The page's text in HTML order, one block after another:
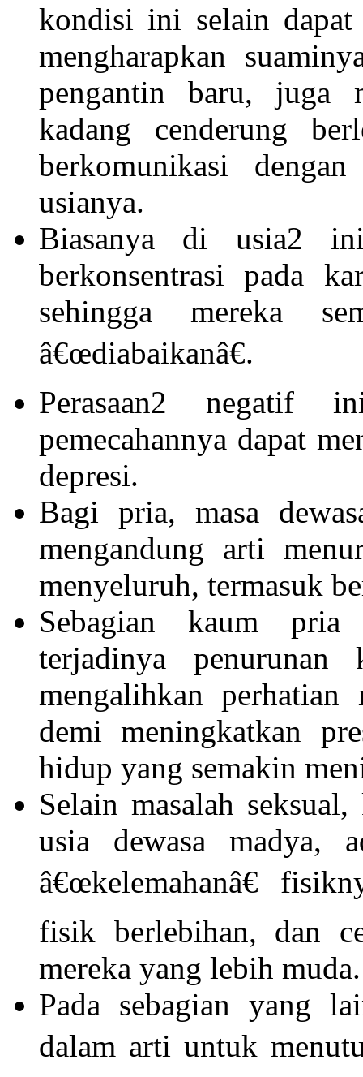
kondisi ini selain
mengharapkan
pengantin baru, juga
kadang cenderung
berkomunikasi
usianya.
Biasanya di usia2
berkonsentrasi pada
sehingga mereka
â€œdiabaikanâ€.
Perasaan2 negatif
pemecahannya dapat
depresi.
Bagi pria, masa
mengandung arti
menyeluruh, termasuk
Sebagian kaum pria
terjadinya penurunan
mengalihkan perhatian
demi meningkatkan
hidup yang semakin
Selain masalah
usia dewasa madya,
â€œkelemahanâ€
fisik berlebihan, dan
mereka yang lebih muda.
Pada sebagian yang
dalam arti untuk